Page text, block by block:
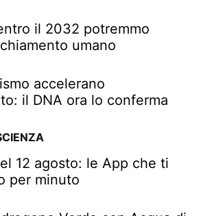
il 2032 potremmo
umano
accelerano
il DNA ora lo conferma
12 agosto: le App che ti
per minuto